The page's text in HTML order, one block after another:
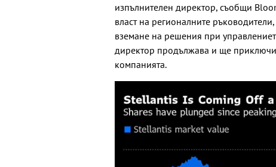
изпълнителен директор, съобщи
власт на регионалните
вземане на решения при
директор продължава и ще
компанията.